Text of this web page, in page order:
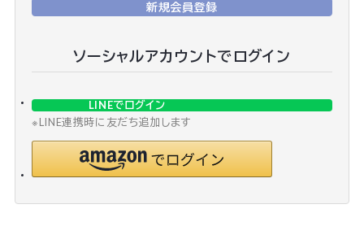
新規会員登録
ソーシャルアカウントでログイン
LINEでログイン
※LINE連携時に友だち追加します